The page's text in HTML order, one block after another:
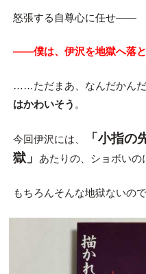
怒張する自尊心に任せ――
――僕は、伊沢を地獄へ落と
……ただまあ、なんだかんだ
はかわいそう 。
今回伊沢には、
「小指の
獄」
あたりの、ショボいの
もちろんそんな地獄ないの